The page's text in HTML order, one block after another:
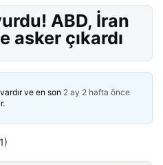
ABD, İran
asker çıkardı
ve en son 2 ay 2 hafta önce